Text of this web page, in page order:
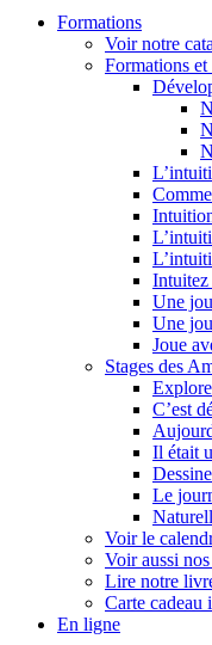
Formations
Voir notre
Formations
Intuitez
Une
Une
Joue
Stages des
C’est
Il était
Le
Voir le
Voir aussi
Lire notre
Carte
En ligne